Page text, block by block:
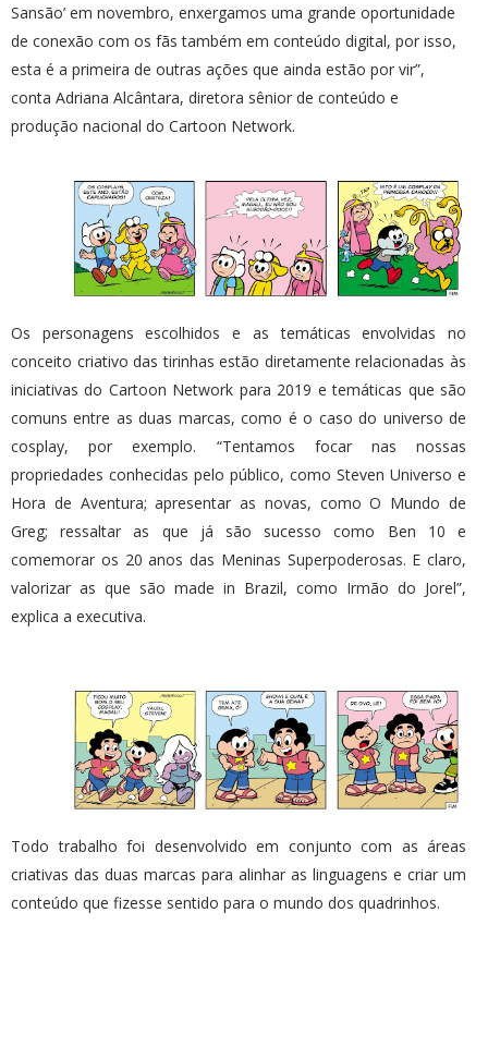
Sansão’ em novembro, enxergamos uma grande oportunidade
de conexão com os fãs também em conteúdo digital, por isso,
esta é a primeira de outras ações que ainda estão por vir”,
conta Adriana Alcântara, diretora sênior de conteúdo e
produção nacional do Cartoon Network.
Os personagens escolhidos e as temáticas envolvidas no
conceito criativo das tirinhas estão diretamente relacionadas às
iniciativas do Cartoon Network para 2019 e temáticas que são
comuns entre as duas marcas, como é o caso do universo de
cosplay, por exemplo. “Tentamos focar nas nossas
propriedades conhecidas pelo público, como Steven Universo e
Hora de Aventura; apresentar as novas, como O Mundo de
Greg; ressaltar as que já são sucesso como Ben 10 e
comemorar os 20 anos das Meninas Superpoderosas. E claro,
valorizar as que são made in Brazil, como Irmão do Jorel”,
explica a executiva.
Todo trabalho foi desenvolvido em conjunto com as áreas
criativas das duas marcas para alinhar as linguagens e criar um
conteúdo que fizesse sentido para o mundo dos quadrinhos.